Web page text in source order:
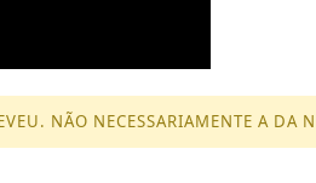
NÃO NECESSARIAMENTE A DA